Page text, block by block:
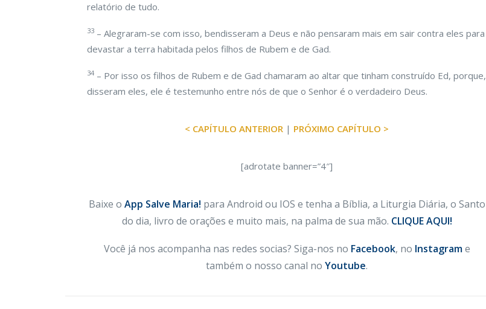
relatório de tudo.
33 – Alegraram-se com isso, bendisseram a Deus e não pensaram mais em sair contra eles para
devastar a terra habitada pelos filhos de Rubem e de Gad.
34 – Por isso os filhos de Rubem e de Gad chamaram ao altar que tinham construído Ed, porque,
disseram eles, ele é testemunho entre nós de que o Senhor é o verdadeiro Deus.
< CAPÍTULO ANTERIOR | PRÓXIMO CAPÍTULO >
[adrotate banner=”4″]
Baixe o App Salve Maria! para Android ou IOS e tenha a Bíblia, a Liturgia Diária, o Santo
do dia, livro de orações e muito mais, na palma de sua mão. CLIQUE AQUI!
Você já nos acompanha nas redes socias? Siga-nos no Facebook, no Instagrame
também o nosso canal no Youtube.